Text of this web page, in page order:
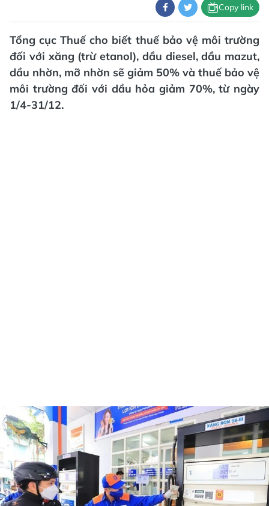
Copy link
Tổng cục Thuế cho biết thuế bảo vệ môi trường
đối với xăng (trừ etanol), dầu diesel, dầu mazut,
dầu nhờn, mỡ nhờn sẽ giảm 50% và thuế bảo vệ
môi trường đối với dầu hỏa giảm 70%, từ ngày
1/4-31/12.